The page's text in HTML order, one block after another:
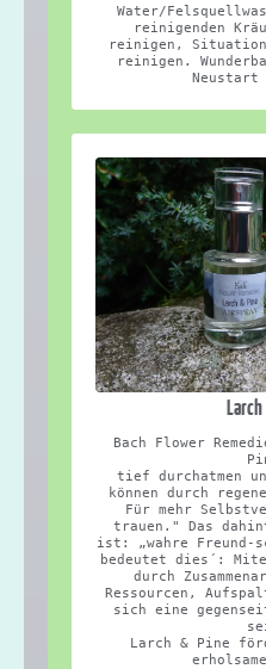
Water/
reinigenden
reinigen,
reinigen.
Neustart
Bach Flower
tief durchatmen
können durch
Für mehr
trauen." Das
ist: „wahre Freund-
bedeutet dies´:
durch
Ressourcen,
sich eine
Larch & Pine